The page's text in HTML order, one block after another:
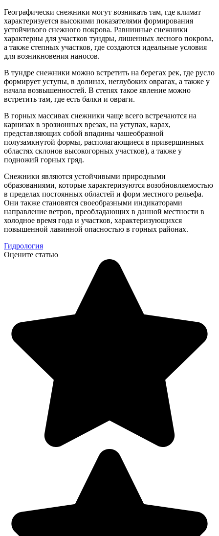
Географически снежники могут возникать там, где климат
характеризуется высокими показателями формирования
устойчивого снежного покрова. Равнинные снежники
характерны для участков тундры, лишенных лесного покрова,
а также степных участков, где создаются идеальные условия
для возникновения наносов.
В тундре снежники можно встретить на берегах рек, где русло
формирует уступы, в долинах, неглубоких оврагах, а также у
начала возвышенностей. В степях такое явление можно
встретить там, где есть балки и овраги.
В горных массивах снежники чаще всего встречаются на
карнизах в эрозионных врезах, на уступах, карах,
представляющих собой впадины чашеобразной
полузамкнутой формы, располагающиеся в привершинных
областях склонов высокогорных участков), а также у
подножий горных гряд.
Снежники являются устойчивыми природными
образованиями, которые характеризуются возобновляемостью
в пределах постоянных областей и форм местного рельефа.
Они также становятся своеобразными индикаторами
направление ветров, преобладающих в данной местности в
холодное время года и участков, характеризующихся
повышенной лавинной опасностью в горных районах.
Гидрология
Оцените статью